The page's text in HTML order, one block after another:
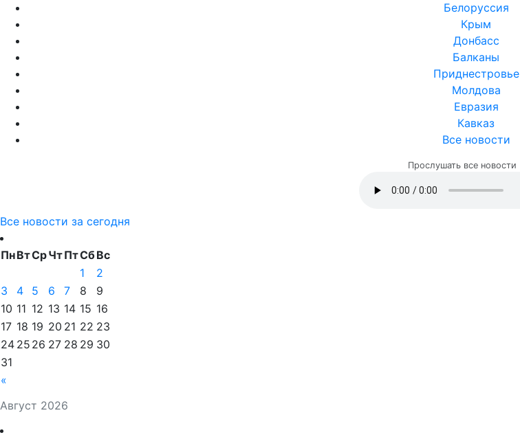
Белоруссия
Крым
Донбасс
Балканы
Приднестровье
Молдова
Евразия
Кавказ
Все новости
Прослушать все новости
Все новости за сегодня
Август 2026
ПнВтСрЧтПтСбВс
«
1
2
3
4 5 6 7 8
9
10 11 12 13 14 15 16
17 18 19 20 21 22 23
24 25 26 27 28 29 30
31